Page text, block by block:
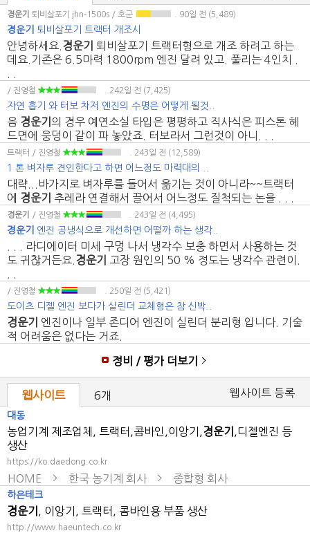
경운기 퇴비살포기 jhn-1500s / 호군 . 90일 전 (5,489)
경운기 퇴비살포기 트랙터 개조시
안녕하세요. 경운기
퇴비살포기 트랙터형으로 개조 하려고 하는
데요.기존은 6.5마력 1800rpm 엔진 달려 있고. 풀리는 4인치 .
/ 진영철 . 242일 전 (7,425)
자연 흡기 와 터보 차저 엔진의 수명은 어떻게 될것..
음 경운기 의 경우 예연소실 타입은 평평하고 직사식은 피스톤 헤
드면에 웅덩이 같이 파 놓았죠. 터보라서 그런것이 아니. . .
트랙터 / 진영철 . 243일 전 (12,589)
1 톤 벼자루 견인한다고 하면 어느정도 마력대의 ..
대략...바가지로 벼자루를 들어서 옮기는 것이 아니라~~트랙터
에 경운기 추레라 연결해서 끌어서 어느정도 질척되는 논을 . . .
경운기 / 진영철 . 243일 전 (4,495)
경운기 엔진 공냉식으로 개선하면 어떨까 하는 생각..
. . . 라디에이터 미세 구멍 나서 냉각수 보충 하면서 사용하는 것
도 귀찮거든요. 경운기
고장 원인의 50 % 정도는 냉각수 관련이.
/ 진영철 . 250일 전 (5,421)
도이츠 디젤 엔진 보다가 실린더 교체형은 참 신박..
경운기
엔진이나 일부 존디어 엔진이 실린더 분리형 입니다. 기술
적 어려움은 없다는 거죠.
정비 / 평가 더보기
웹사이트 6개 웹사이트 등록
대동
농업기계 제조업체, 트랙터,콤바인,이앙기, 경운기
,디젤엔진 등
생산
https://ko.daedong.co.kr
HOME 한국 농기계 회사 종합형 회사
하은테크
경운기 , 이앙기, 트랙터, 콤바인용 부품 생산
http://www.haeuntech.co.kr